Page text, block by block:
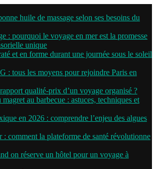
huile de massage selon ses besoins du
: pourquoi le voyage en mer est la promesse
unique
et en forme durant une journée sous le soleil
: tous les moyens pour rejoindre Paris en
qualité-prix d’un voyage organisé ?
au barbecue : astuces, techniques et
en 2026 : comprendre l’enjeu des algues
: comment la plateforme de santé révolutionne
on réserve un hôtel pour un voyage à